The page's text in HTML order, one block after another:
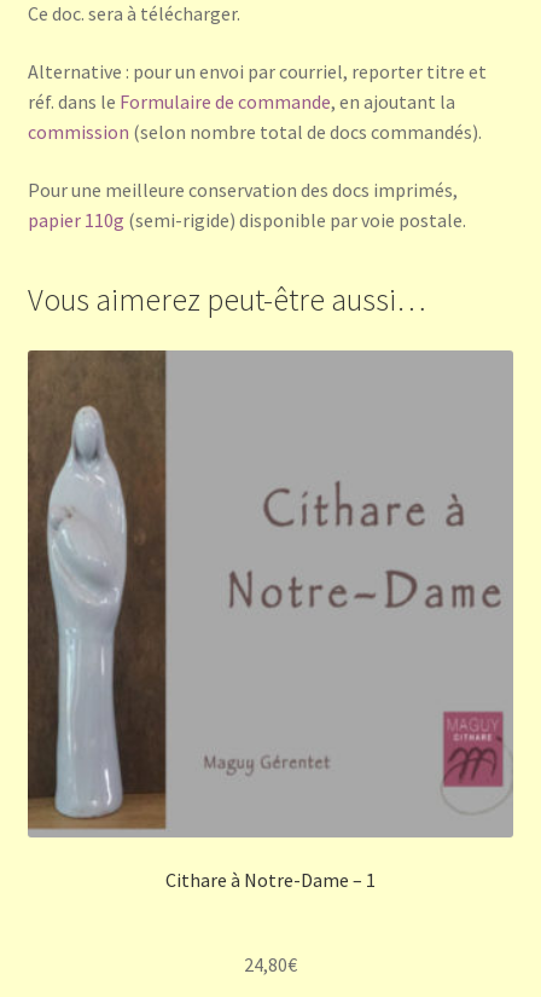
Ce doc. sera à télécharger.
Alternative : pour un envoi par courriel, reporter titre et
réf. dans le Formulaire de commande, en ajoutant la
commission (selon nombre total de docs commandés).
Pour une meilleure conservation des docs imprimés,
papier 110g (semi-rigide) disponible par voie postale.
Vous aimerez peut-être aussi…
Cithare à Notre-Dame – 1
24,80€